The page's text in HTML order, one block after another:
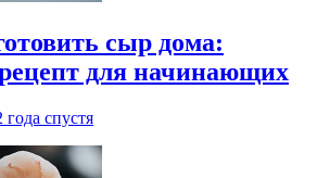
сыр дома:
для начинающих
года спустя